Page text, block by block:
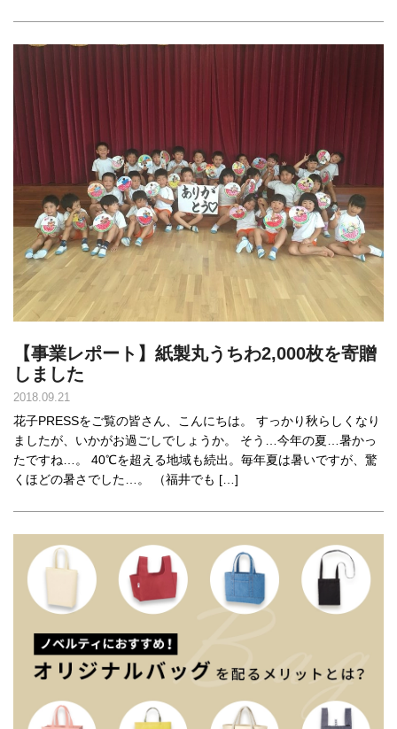
【事業レポート】紙製丸うちわ2,000枚を寄贈
しました
2018.09.21
花子PRESSをご覧の皆さん、こんにちは。 すっかり秋らしくなり
ましたが、いかがお過ごしでしょうか。 そう…今年の夏…暑かっ
たですね…。 40℃を超える地域も続出。毎年夏は暑いですが、驚
くほどの暑さでした…。 （福井でも […]